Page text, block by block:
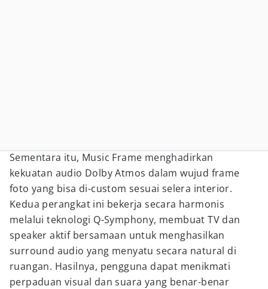
Sementara itu, Music Frame menghadirkan
kekuatan audio Dolby Atmos dalam wujud frame
foto yang bisa di-custom sesuai selera interior.
Kedua perangkat ini bekerja secara harmonis
melalui teknologi Q-Symphony, membuat TV dan
speaker aktif bersamaan untuk menghasilkan
surround audio yang menyatu secara natural di
ruangan. Hasilnya, pengguna dapat menikmati
perpaduan visual dan suara yang benar-benar